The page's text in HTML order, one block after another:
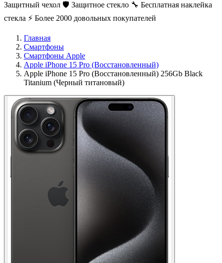
Защитный чехол 🛡️ Защитное стекло 🔧 Бесплатная наклейка
стекла ⚡ Более 2000 довольных покупателей
Главная
Смартфоны
Смартфоны Apple
Apple iPhone 15 Pro (Восстановленный)
Apple iPhone 15 Pro (Восстановленный) 256Gb Black
Titanium (Черный титановый)